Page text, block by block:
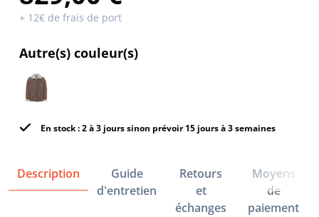
+ 12€ de frais de port
Autre(s) couleur(s)
En stock : 2 à 3 jours sinon prévoir 15 jours à 3 semaines
Description
Guide
d'entretien
Retours
et
échanges
Moyens
de
paiement